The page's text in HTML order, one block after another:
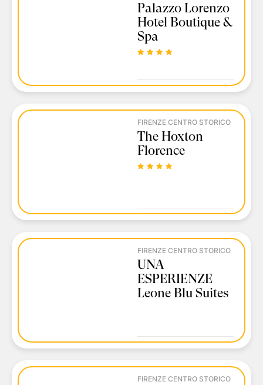
Palazzo Lorenzo
Hotel Boutique &
Spa
FIRENZE CENTRO STORICO
The Hoxton
Florence
FIRENZE CENTRO STORICO
UNA
ESPERIENZE
Leone Blu Suites
FIRENZE CENTRO STORICO